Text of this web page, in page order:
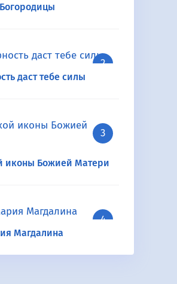
даст тебе силы
иконы Божией Матери
Магдалина